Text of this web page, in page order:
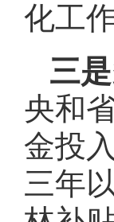
化工作
三是
央和
金投
三年